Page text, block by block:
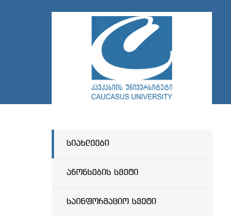
სიახლეები
ანონსების სვეტი
საინფორმაციო სვეტი